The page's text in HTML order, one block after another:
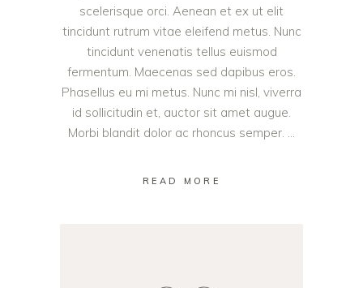
scelerisque orci. Aenean et ex ut elit
tincidunt rutrum vitae eleifend metus. Nunc
tincidunt venenatis tellus euismod
fermentum. Maecenas sed dapibus eros.
Phasellus eu mi metus. Nunc mi nisl, viverra
id sollicitudin et, auctor sit amet augue.
Morbi blandit dolor ac rhoncus semper.
READ MORE